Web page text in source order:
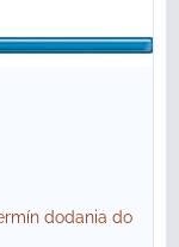
dodania do